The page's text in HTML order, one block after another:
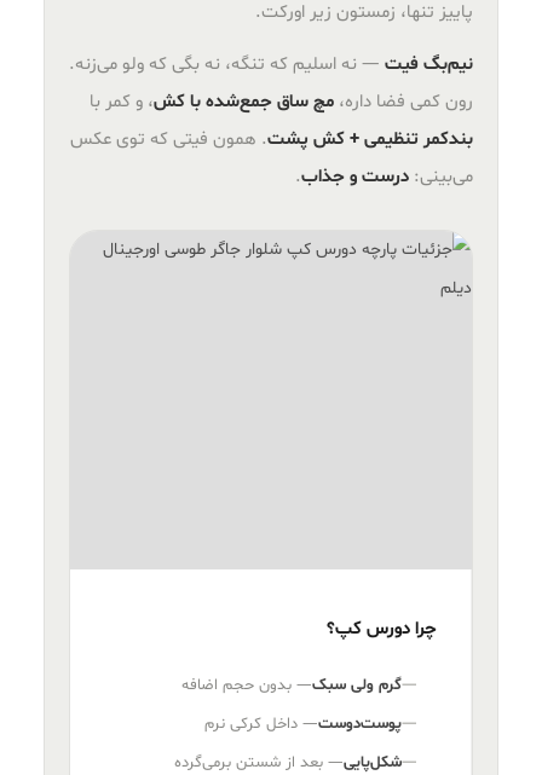
پاییز تنها، زمستون زیر اورکت.
نیم‌بگ فیت — نه اسلیم که تنگه، نه بگی که ولو می‌زنه.
رون کمی فضا داره، مچ ساق جمع‌شده با کش، و کمر با
بندکمر تنظیمی + کش پشت. همون فیتی که توی عکس
می‌بینی: درست و جذاب.
چرا دورس کپ؟
گرم ولی سبک— بدون حجم اضافه
پوست‌دوست— داخل کرکی نرم
شکل‌پایی— بعد از شستن برمی‌گرده